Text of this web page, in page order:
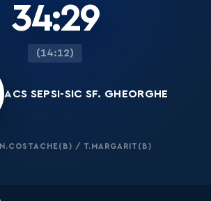
34:29
(14:12)
ACS SEPSI-SIC SF. GHEORGHE
/ T.MARGARIT(B)